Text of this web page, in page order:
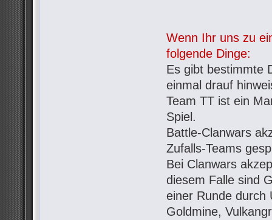
Wenn Ihr uns zu
folgende Dinge:
Es gibt bestimmte
einmal drauf
Team TT ist ein
Spiel.
Battle-Clanwars
Zufalls-Teams
Bei Clanwars
diesem Falle sind
einer Runde durch
Goldmine,